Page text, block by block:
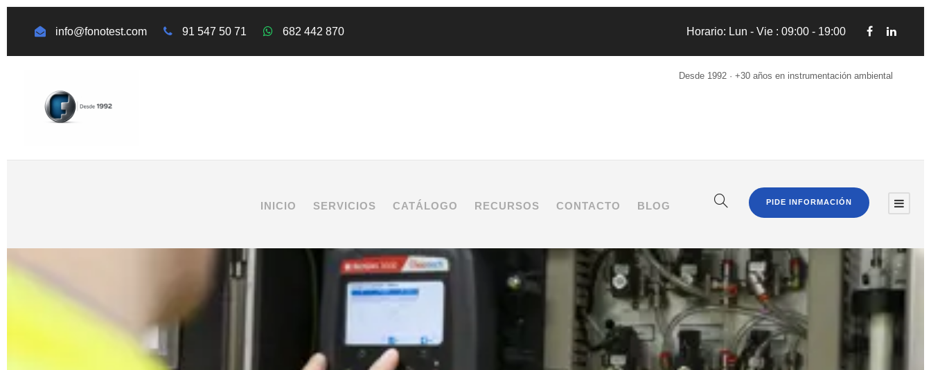
info@fonotest.com 91 547 50 71 682 442 870 Horario: Lun - Vie : 09:00 - 19:00
Desde 1992 · +30 años en instrumentación ambiental
INICIO SERVICIOS CATÁLOGO RECURSOS CONTACTO BLOG PIDE INFORMACIÓN